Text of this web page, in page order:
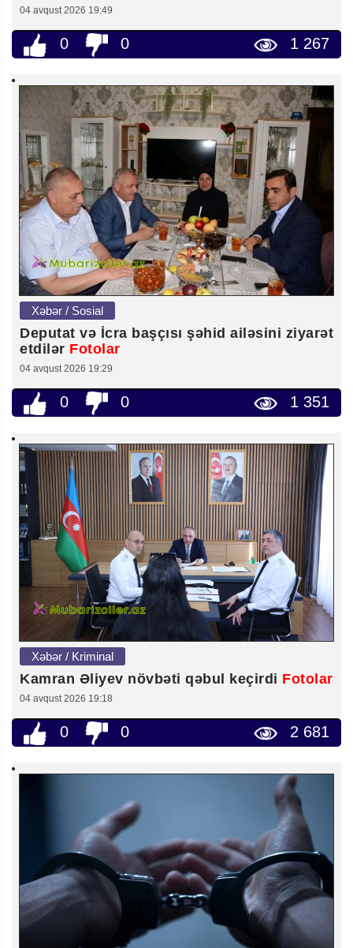
04 avqust 2026 19:49
0 0 1 267
Xəbər / Sosial
Deputat və İcra başçısı şəhid ailəsini ziyarət
etdilər Fotolar
04 avqust 2026 19:29
0 0 1 351
Xəbər / Kriminal
Kamran Əliyev növbəti qəbul keçirdi Fotolar
04 avqust 2026 19:18
0 0 2 681